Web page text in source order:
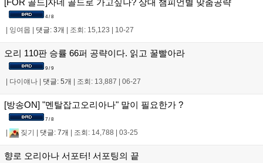
[FOR 골드]자네 골드로 가고싶나? 상대 챔피언별 맞춤공략
4 / 8
잉여몹 댓글: 3개 조회: 15,123 10-27
오리 110판 승률 66퍼 공략이다. 읽고 꿀빨아라
9 / 9
| 다이얘나 | 댓글: 5개 | 조회: 13,887 | 06-27
[방송ON] "멘탈잡고오리아나" 말이 필요한가 ?
7 / 8
짖기 댓글: 7개 조회: 14,788 03-25
향로 오리아나 서포터! 서포팅의 끝